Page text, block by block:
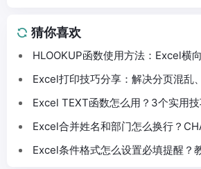
猜你喜欢
HLOOKUP函数使用方法：Excel横
Excel打印技巧分享：解决分页混乱
Excel TEXT函数怎么用？3个实用
Excel合并姓名和部门怎么换行？
Excel条件格式怎么设置必填提醒？